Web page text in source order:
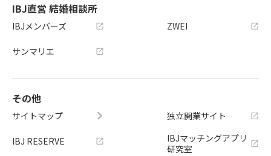
IBJ直営 結婚相談所
IBJメンバーズ
サンマリエ
ZWEI
その他
サイトマップ
IBJ RESERVE
独立開業サイト
IBJマッチングアプリ
研究室